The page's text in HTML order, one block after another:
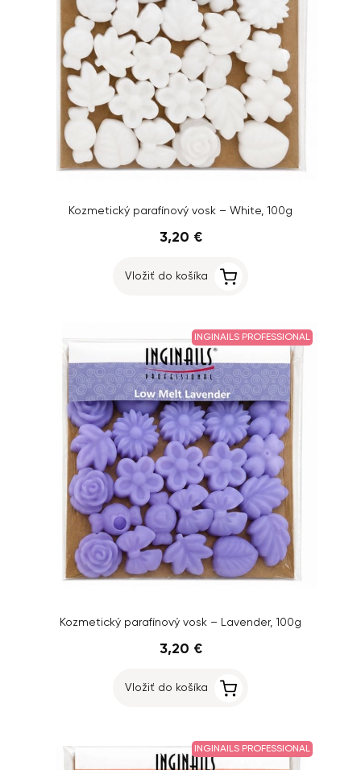
Kozmetický parafínový vosk – White, 100g
3,20 €
Vložiť do košíka
INGINAILS PROFESSIONAL
Kozmetický parafínový vosk – Lavender, 100g
3,20 €
Vložiť do košíka
INGINAILS PROFESSIONAL